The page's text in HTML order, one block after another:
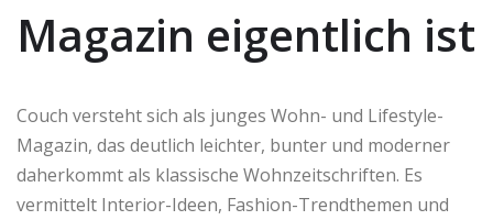
Magazin eigentlich ist
Couch versteht sich als junges Wohn- und Lifestyle-
Magazin, das deutlich leichter, bunter und moderner
daherkommt als klassische Wohnzeitschriften. Es
vermittelt Interior-Ideen, Fashion-Trendthemen und